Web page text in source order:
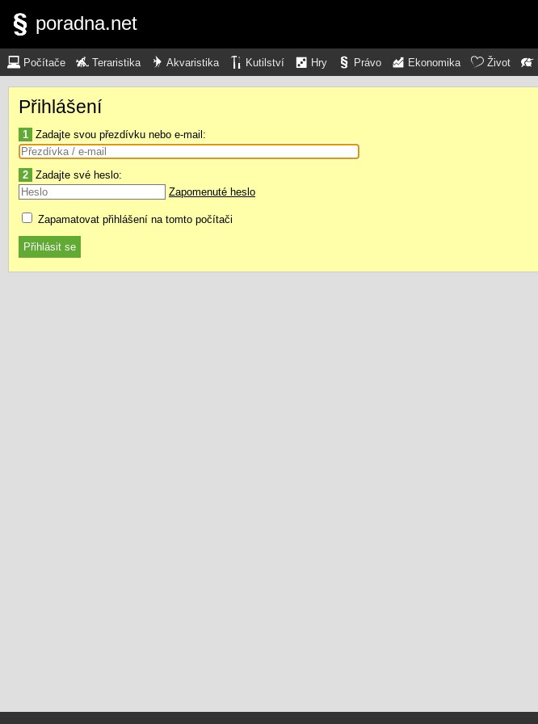
poradna.net
Počítače Teraristika Akvaristika Kutilství Hry Právo Ekonomika Život
Přihlášení
1 Zadajte svou přezdívku nebo e-mail:
2 Zadajte své heslo:
Zapomenuté heslo
Zapamatovat přihlášení na tomto počítači